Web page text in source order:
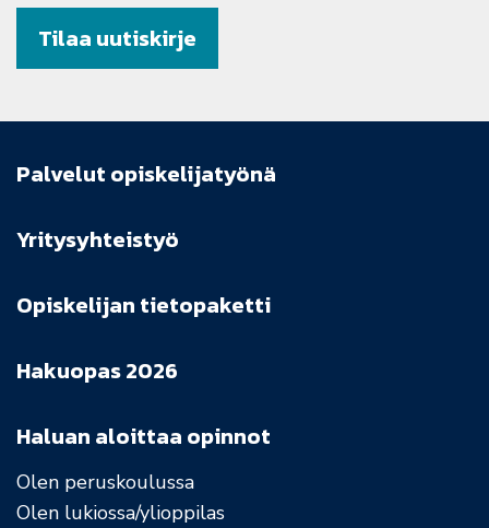
Tilaa uutiskirje
Haluan aloittaa opinnot
Olen peruskoulussa
Olen lukiossa/ylioppilas
Palvelut opiskelijatyönä
Yritysyhteistyö
Opiskelijan tietopaketti
Hakuopas 2026